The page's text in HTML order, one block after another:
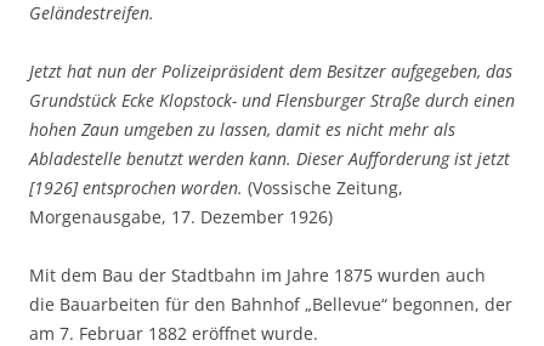
Geländestreifen.
Jetzt hat nun der Polizeipräsident dem Besitzer aufgegeben, das
Grundstück Ecke Klopstock- und Flensburger Straße durch einen
hohen Zaun umgeben zu lassen, damit es nicht mehr als
Abladestelle benutzt werden kann. Dieser Aufforderung ist jetzt
[1926] entsprochen worden. (Vossische Zeitung,
Morgenausgabe, 17. Dezember 1926)
Mit dem Bau der Stadtbahn im Jahre 1875 wurden auch
die Bauarbeiten für den Bahnhof „Bellevue“ begonnen, der
am 7. Februar 1882 eröffnet wurde.